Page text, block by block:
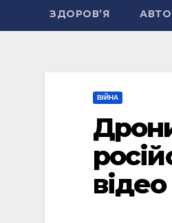
ЗДОРОВ’Я АВТО
ВІЙНА